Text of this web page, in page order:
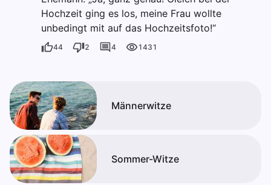
Hochzeit ging es los, meine Frau wollte
unbedingt mit auf das Hochzeitsfoto!“
44 2 4 1431
Männerwitze
Sommer-Witze